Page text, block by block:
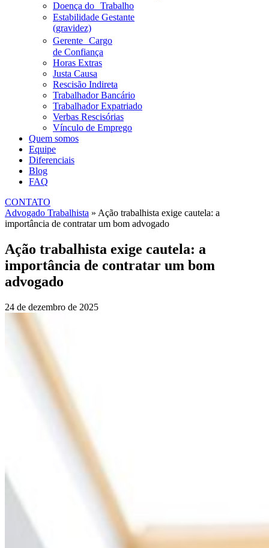
Doença do Trabalho
Estabilidade Gestante
(gravidez)
Gerente Cargo
de Confiança
Horas Extras
Justa Causa
Rescisão Indireta
Trabalhador Bancário
Trabalhador Expatriado
Verbas Rescisórias
Vínculo de Emprego
Quem somos
Equipe
Diferenciais
Blog
FAQ
CONTATO
Advogado Trabalhista » Ação trabalhista exige cautela: a
importância de contratar um bom advogado
Ação trabalhista exige cautela: a
importância de contratar um bom
advogado
24 de dezembro de 2025